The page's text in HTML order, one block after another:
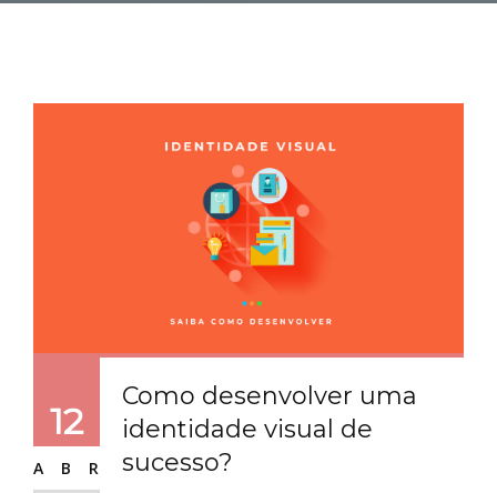
12
ABR
Como desenvolver uma
identidade visual de
sucesso?